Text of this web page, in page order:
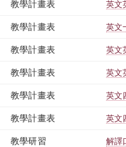
教學計畫表 英文
教學計畫表 英文
教學計畫表 英文
教學計畫表 英文
教學計畫表 英文
教學計畫表 英文
教學研習 解譯